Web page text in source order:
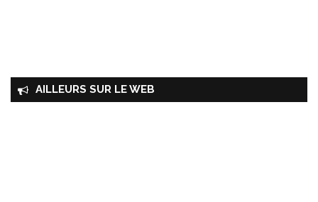
AILLEURS SUR LE WEB